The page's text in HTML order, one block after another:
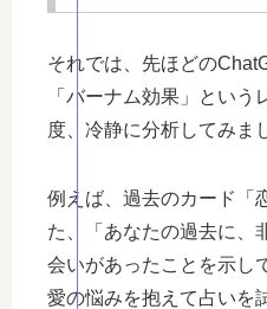
それでは、先ほどの
「バーナム効果」とい
度、冷静に分析してみま
例えば、過去のカード「
た、「あなたの過去に、
会いがあったことを示し
愛の悩みを抱えて占いを